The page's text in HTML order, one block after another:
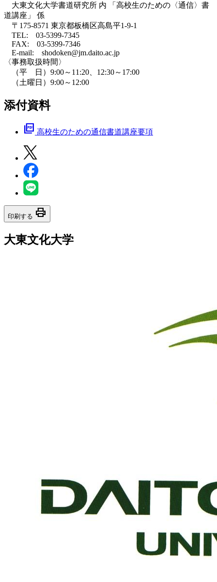
大東文化大学書道研究所 内 「高校生のための〈通信〉書
道講座」 係
〒175-8571 東京都板橋区高島平1-9-1
TEL: 03-5399-7345
FAX: 03-5399-7346
E-mail: shodoken@jm.daito.ac.jp
〈事務取扱時間〉
（平 日）9:00～11:20、12:30～17:00
（土曜日）9:00～12:00
添付資料
picture_as_pdf 高校生のための通信書道講座要項
印刷する print
大東文化大学